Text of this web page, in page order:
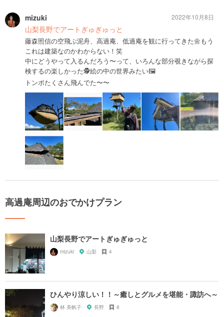
mizuki
山梨長野でアートぎゅぎゅっと
藤森照信の空飛ぶ泥舟、高過庵、低過庵を観に行ってきた🌼もう
これは建築なのかわからない！笑
中にどうやって入るんだろう〜って、いろんな部分覗きながら探
検するの楽しかった🕵️絵の中の世界みたい🖼
トンボたくさん飛んでた〜〜
2022年10月8日
高過庵周辺のおでかけプラン
山梨長野でアートぎゅぎゅっと
mizuki 山梨 4
ひんやり涼しい！！～癒しとグルメを堪能・諏訪へ～
林 美帆子 長野 8